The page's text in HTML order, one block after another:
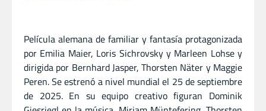
Película alemana de familiar y fantasía protagonizada
por Emilia Maier, Loris Sichrovsky y Marleen Lohse y
dirigida por Bernhard Jasper, Thorsten Näter y Maggie
Peren. Se estrenó a nivel mundial el 25 de septiembre
de 2025. En su equipo creativo figuran Dominik